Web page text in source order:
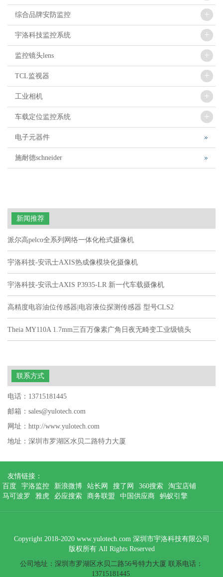
综合品牌安防监控 +
宇洛科技监控系统 +
监控镜头lens +
TCL监视器 +
工业相机 +
车载定位监控系统 +
电子元器件
施耐德schneider
新闻推荐
派尔高pelco全系列网络一体化枪式摄像机
宇洛科技-安讯士AXIS热成像模块化摄像机
宇洛科技-安讯士AXIS P3935-LR 新一代车载摄像机
高精度电容油位传感器|电容液位探测传感器 型号CLS2
Theia MY110A 1.7mm三百万像素广角日夜无畸变工业级镜头
联系方式
电话：13715181445
邮箱：sales@yulotech.com
网址：http://www.yulotech.com
地址：深圳市罗湖区水贝二路特力大厦
友情链接：
百度
宇洛监控 新浪微博 站长网 搜了网 360搜索
淘宝店铺
马可波罗
雅虎 必应搜索 商务联盟 中国供应商 蚂蚁引擎
Copyright 2018-2020 www.yulotech.com 深圳市宇洛科技有限公司
版权所有 All Rights Reserved
公司地址：深圳市罗湖区水贝二路56号特力大厦 联系电话：
13715181445